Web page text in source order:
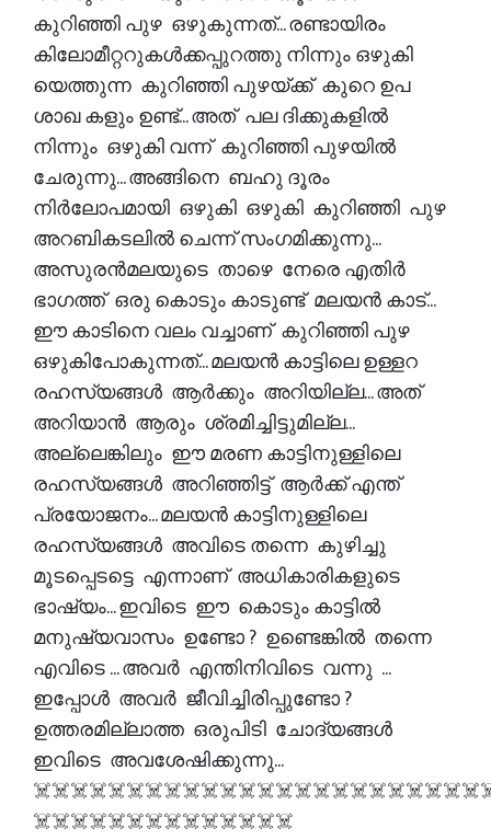
കുറിഞ്ഞി പുഴ ഒഴുകുന്നത്... രണ്ടായിരം
കിലോമീറ്ററുകൾക്കപ്പുറത്തു നിന്നും ഒഴുകി
യെത്തുന്ന കുറിഞ്ഞി പുഴയ്ക്ക് കുറെ ഉപ
ശാഖ കളും ഉണ്ട്... അത് പല ദിക്കുകളിൽ
നിന്നും ഒഴുകി വന്ന് കുറിഞ്ഞി പുഴയിൽ
ചേരുന്നു... അങ്ങിനെ ബഹു ദൂരം
നിർലോപമായി ഒഴുകി ഒഴുകി കുറിഞ്ഞി പുഴ
അറബികടലിൽ ചെന്ന് സംഗമിക്കുന്നു...
അസുരൻമലയുടെ താഴെ നേരെ എതിർ
ഭാഗത്ത്‌ ഒരു കൊടും കാടുണ്ട് മലയൻ കാട്...
ഈ കാടിനെ വലം വച്ചാണ് കുറിഞ്ഞി പുഴ
ഒഴുകിപോകുന്നത്... മലയൻ കാട്ടിലെ ഉള്ളറ
രഹസ്യങ്ങൾ ആർക്കും അറിയില്ല... അത്
അറിയാൻ ആരും ശ്രമിച്ചിട്ടുമില്ല...
അല്ലെങ്കിലും ഈ മരണ കാട്ടിനുള്ളിലെ
രഹസ്യങ്ങൾ അറിഞ്ഞിട്ട് ആർക്ക് എന്ത്
പ്രയോജനം... മലയൻ കാട്ടിനുള്ളിലെ
രഹസ്യങ്ങൾ അവിടെ തന്നെ കുഴിച്ചു
മൂടപ്പെടട്ടെ എന്നാണ് അധികാരികളുടെ
ഭാഷ്യം... ഇവിടെ ഈ കൊടും കാട്ടിൽ
മനുഷ്യവാസം ഉണ്ടോ ? ഉണ്ടെങ്കിൽ തന്നെ
എവിടെ ... അവർ എന്തിനിവിടെ വന്നു ...
ഇപ്പോൾ അവർ ജീവിച്ചിരിപ്പുണ്ടോ ?
ഉത്തരമില്ലാത്ത ഒരുപിടി ചോദ്യങ്ങൾ
ഇവിടെ അവശേഷിക്കുന്നു...
☠️☠️☠️☠️☠️☠️☠️☠️☠️☠️☠️☠️☠️☠️